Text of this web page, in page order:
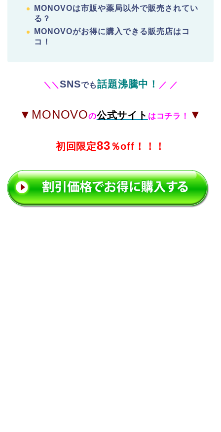
MONOVOは市販や薬局以外で販売されてい
る？
MONOVOがお得に購入できる販売店はコ
コ！
＼ ＼SNSでも話題沸騰中！ ／ ／
▼MONOVOの公式サイト はコチラ！ ▼
初回限定83 ％off！！！